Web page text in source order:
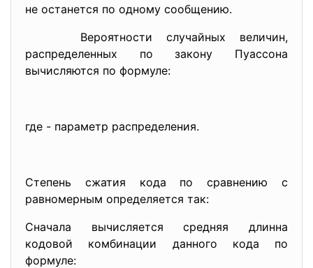
не останется по одному сообщению.
Вероятности случайных величин,
распределенных по закону Пуассона
вычисляются по формуле:
где - параметр распределения.
Степень сжатия кода по сравнению с
равномерным определяется так:
Сначала вычисляется средняя длинна
кодовой комбинации данного кода по
формуле: